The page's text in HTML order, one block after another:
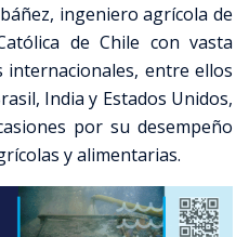
ingeniero agrícola de
de Chile con vasta
entre ellos
India y Estados Unidos,
por su desempeño
y alimentarias.